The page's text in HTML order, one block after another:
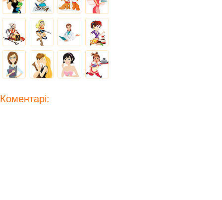
Коментарі: